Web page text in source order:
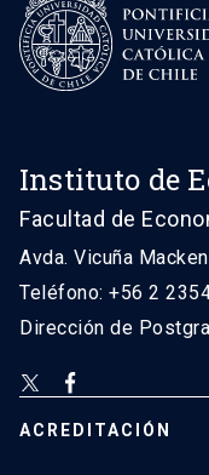
Instituto de
Facultad de
Avda. Vicuña
Teléfono: +56 2
Dirección de
ACREDITACIÓN